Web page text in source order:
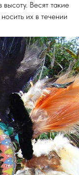
Весят такие
их в течении